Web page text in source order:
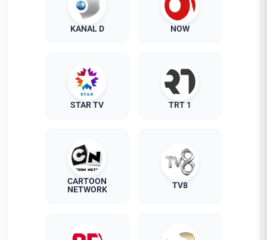
KANAL D NOW
STAR TV TRT 1
CARTOON
NETWORK
TV8